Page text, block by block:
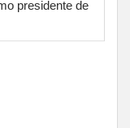
presidente de